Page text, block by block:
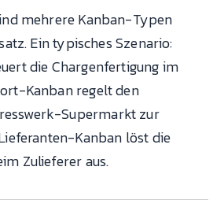
mehrere Kanban-Typen
Ein typisches Szenario:
die Chargenfertigung im
Kanban regelt den
Supermarkt zur
Kanban löst die
Zulieferer aus.